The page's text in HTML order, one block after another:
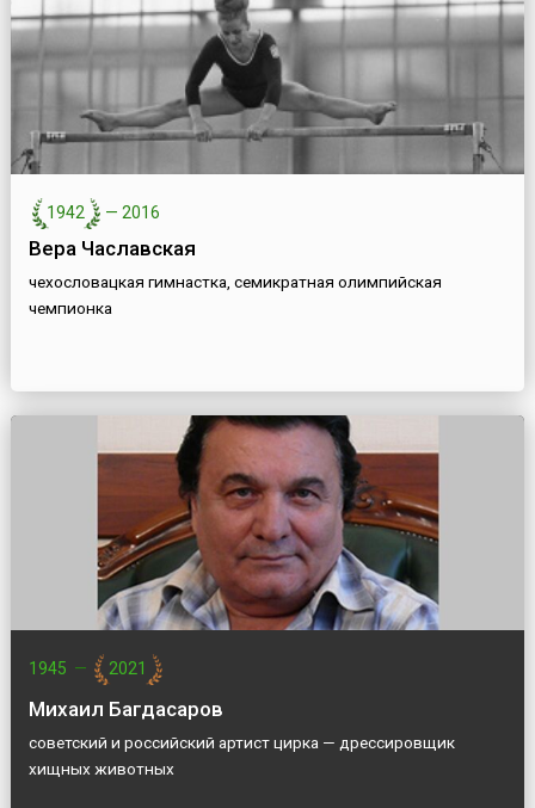
1942 — 2016
Вера Чаславская
чехословацкая гимнастка, семикратная олимпийская
чемпионка
1945 — 2021
Михаил Багдасаров
советский и российский артист цирка — дрессировщик
хищных животных